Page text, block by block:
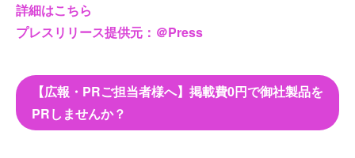
詳細はこちら
プレスリリース提供元：＠Press
【広報・PRご担当者様へ】掲載費0円で御社製品を
PRしませんか？